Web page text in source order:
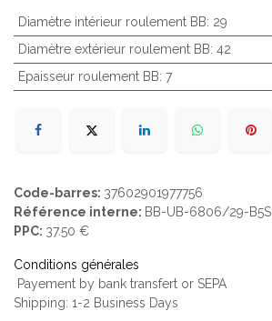
Diamètre intérieur roulement BB: 29
Diamètre extérieur roulement BB: 42
Epaisseur roulement BB: 7
Code-barres: 37602901977756
Référence interne: BB-UB-6806/29-B5S
PPC: 37.50 €
Conditions générales
Payement by bank transfert or SEPA
Shipping: 1-2 Business Days